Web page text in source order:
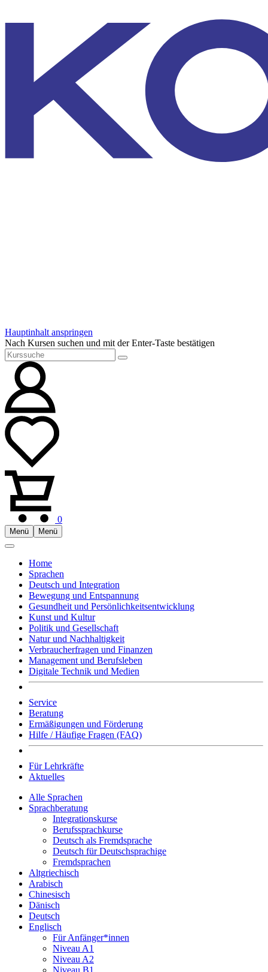
Hauptinhalt anspringen
Nach Kursen suchen und mit der Enter-Taste bestätigen
0
Menü Menü
Home
Sprachen
Deutsch und Integration
Bewegung und Entspannung
Gesundheit und Persönlichkeitsentwicklung
Kunst und Kultur
Politik und Gesellschaft
Natur und Nachhaltigkeit
Verbraucherfragen und Finanzen
Management und Berufsleben
Digitale Technik und Medien
Service
Beratung
Ermäßigungen und Förderung
Hilfe / Häufige Fragen (FAQ)
Für Lehrkräfte
Aktuelles
Alle Sprachen
Sprachberatung
Integrationskurse
Berufssprachkurse
Deutsch als Fremdsprache
Deutsch für Deutschsprachige
Fremdsprachen
Altgriechisch
Arabisch
Chinesisch
Dänisch
Deutsch
Englisch
Für Anfänger*innen
Niveau A1
Niveau A2
Niveau B1